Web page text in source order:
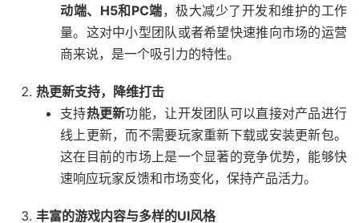
动端、H5和PC端，极大减少了开发和维护的工作
量。这对中小型团队或者希望快速推向市场的运营
商来说，是一个吸引力的特性。
热更新支持，降维打击
支持热更新功能，让开发团队可以直接对产品进行
线上更新，而不需要玩家重新下载或安装更新包。
这在目前的市场上是一个显著的竞争优势，能够快
速响应玩家反馈和市场变化，保持产品活力。
丰富的游戏内容与多样的UI风格